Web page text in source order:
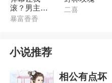
滚？男主偏
要我坐稳正
暴富香香
二喜
小说推荐
相公有点坏